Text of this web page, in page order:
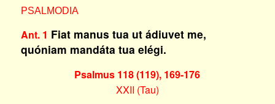
PSALMODIA
Ant. 1 Fiat manus tua ut ádiuvet me,
quóniam mandáta tua elégi.
Psalmus 118 (119), 169-176
XXII (Tau)